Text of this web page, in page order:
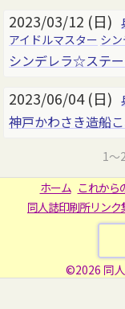
2023/03/12 (日)
アイドルマスター シ
シンデレラ☆ステ
2023/06/04 (日)
神戸かわさき造船
1～
ホーム これから
同人誌印刷所リンク
©2026 同